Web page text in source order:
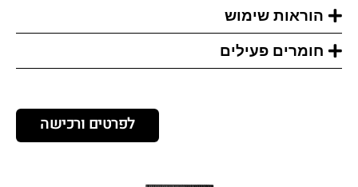
הוראות שימוש
חומרים פעילים
לפרטים ורכישה